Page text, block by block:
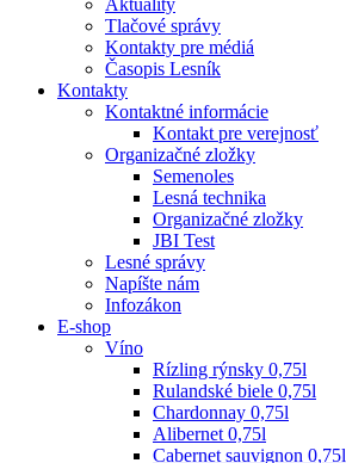
Tlačové správy
Kontakty pre médiá
Časopis Lesník
Kontakty
Kontaktné informácie
Kontakt pre verejnosť
Organizačné zložky
Semenoles
Lesná technika
Organizačné zložky
JBI Test
Lesné správy
Napíšte nám
Infozákon
E-shop
Víno
Rízling rýnsky 0,75l
Rulandské biele 0,75l
Chardonnay 0,75l
Alibernet 0,75l
Cabernet sauvignon 0,75l